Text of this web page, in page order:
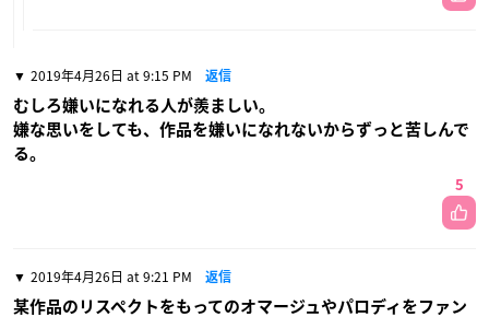
2019年4月26日 at 9:15 PM 返信
むしろ嫌いになれる人が羨ましい。
嫌な思いをしても、作品を嫌いになれないからずっと苦しんで
る。
5
2019年4月26日 at 9:21 PM 返信
某作品のリスペクトをもってのオマージュやパロディをファン